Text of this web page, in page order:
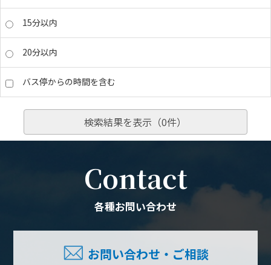
15分以内
20分以内
バス停からの時間を含む
検索結果を表示（0件）
Contact
各種お問い合わせ
お問い合わせ・ご相談